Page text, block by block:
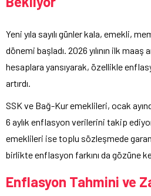
Yeni yıla sayılı günler kala, emekli,
dönemi başladı. 2026 yılının ilk maaş
hesaplara yansıyarak, özellikle
artırdı.
SSK ve Bağ-Kur emeklileri, ocak
6 aylık enflasyon verilerini takip
emeklileri ise toplu sözleşmede
birlikte enflasyon farkını da gözüne
Enflasyon Tahmini ve